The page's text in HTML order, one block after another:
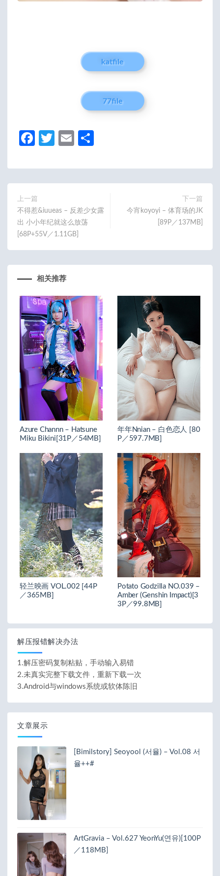
katfile
77file
Fa
b
o
o
k
T
itt
er
E
ail
上一篇
不得惹&iuueas – 反差少女露
出 小小年纪就这么放荡
[68P+55V／1.11GB]
下一篇
今宵koyoyi – 体育场的JK
[89P／137MB]
相关推荐
Azure Channn – Hatsune
Miku Bikini[31P／54MB]
年年Nnian – 白色恋人 [80
P／597.7MB]
轻兰映画 VOL.002 [44P
／365MB]
Potato Godzilla NO.039 –
Amber (Genshin Impact)[3
3P／99.8MB]
解压报错解决办法
1.解压密码复制粘贴，手动输入易错
2.未真实完整下载文件，重新下载一次
3.Android与windows系统或软体陈旧
文章展示
[Bimilstory] Seoyool (서율) – Vol.08 서
율++#
ArtGravia – Vol.627 YeonYu(연유)[100P
／118MB]